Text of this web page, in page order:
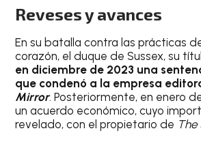
Reveses y avances
En su batalla contra las prácticas
corazón, el duque de Sussex, su
en diciembre de 2023 una
que condenó a la empresa
Mirror. Posteriormente, en enero
un acuerdo económico, cuyo
revelado, con el propietario de The